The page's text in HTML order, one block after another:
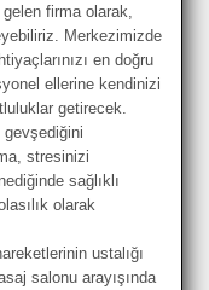
firma olarak,
Merkezimizde
en doğru
ellerine kendinizi
getirecek.
gevşediğini
stresinizi
sağlıklı
olarak
ustalığı
salonu arayışında